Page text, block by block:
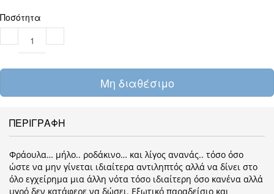
Ποσότητα
Μη διαθέσιμο
ΠΕΡΙΓΡΑΦΗ
Φράουλα… μήλο.. ροδάκινο… και λίγος ανανάς.. τόσο όσο
ώστε να μην γίνεται ιδιαίτερα αντιληπτός αλλά να δίνει στο
όλο εγχείρημα μια άλλη νότα τόσο ιδιαίτερη όσο κανένα αλλά
υγρό δεν κατάφερε να δώσει. Εξωτικό παραδείσιο και